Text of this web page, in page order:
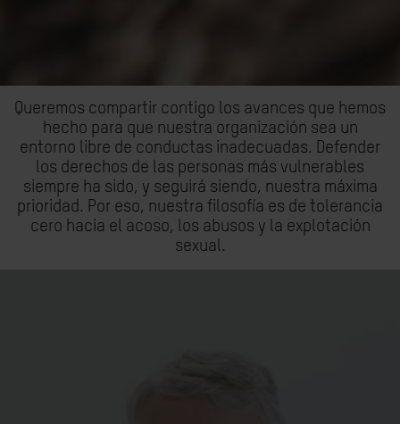
Queremos compartir contigo los avances que hemos
hecho para que nuestra organización sea un
entorno libre de conductas inadecuadas. Defender
los derechos de las personas más vulnerables
siempre ha sido, y seguirá siendo, nuestra máxima
prioridad. Por eso, nuestra filosofía es de tolerancia
cero hacia el acoso, los abusos y la explotación
sexual.